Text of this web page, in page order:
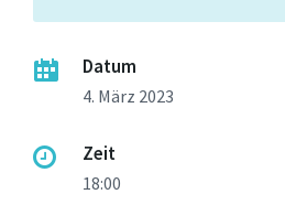
Datum
4. März 2023
Zeit
18:00